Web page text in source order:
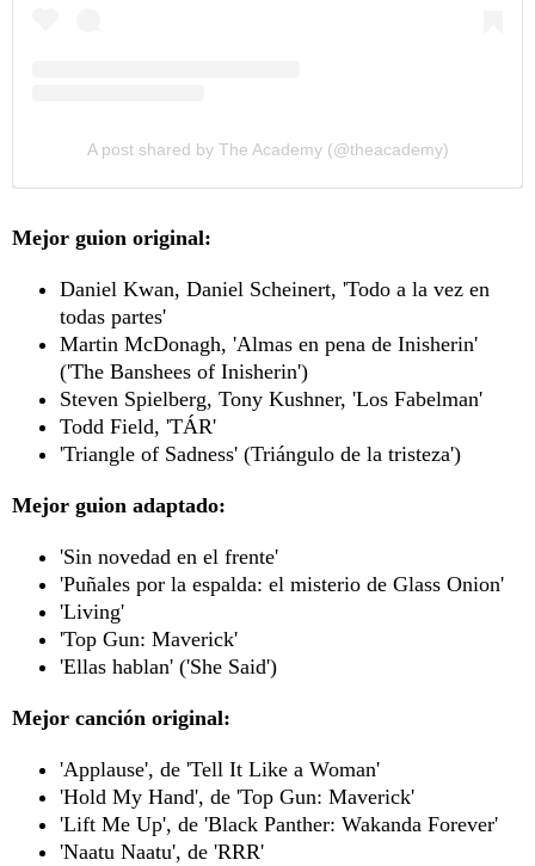
A post shared by The Academy (@theacademy)
Mejor guion original:
Daniel Kwan, Daniel Scheinert, 'Todo a la vez en
todas partes'
Martin McDonagh, 'Almas en pena de Inisherin'
('The Banshees of Inisherin')
Steven Spielberg, Tony Kushner, 'Los Fabelman'
Todd Field, 'TÁR'
'Triangle of Sadness' (Triángulo de la tristeza')
Mejor guion adaptado:
'Sin novedad en el frente'
'Puñales por la espalda: el misterio de Glass Onion'
'Living'
'Top Gun: Maverick'
'Ellas hablan' ('She Said')
Mejor canción original:
'Applause', de 'Tell It Like a Woman'
'Hold My Hand', de 'Top Gun: Maverick'
'Lift Me Up', de 'Black Panther: Wakanda Forever'
'Naatu Naatu', de 'RRR'